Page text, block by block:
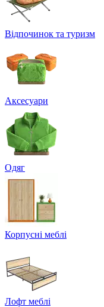
Відпочинок та туризм
Аксесуари
Одяг
Корпусні меблі
Лофт меблі